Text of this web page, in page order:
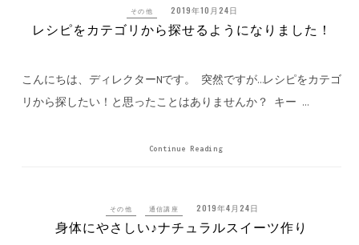
その他 2019年10月24日
レシピをカテゴリから探せるようになりました！
こんにちは、ディレクターNです。 突然ですが…レシピをカテゴ
リから探したい！と思ったことはありませんか？ キー …
Continue Reading
その他 通信講座 2019年4月24日
身体にやさしい♪ナチュラルスイーツ作り